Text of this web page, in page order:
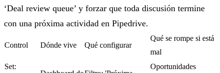
‘Deal review queue’ y forzar que toda discusión termine
con una próxima actividad en Pipedrive.
Control Dónde vive Qué configurar
Qué se rompe si está
mal
Set:
Oportunidades